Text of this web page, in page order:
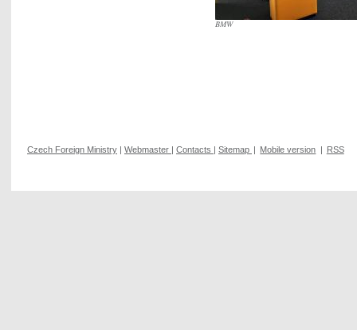
BMW
Czech Foreign Ministry | Webmaster | Contacts | Sitemap | Mobile version | RSS